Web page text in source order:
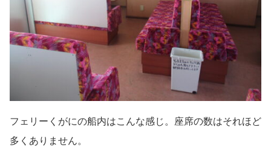
フェリーくがにの船内はこんな感じ。座席の数はそれほど
多くありません。